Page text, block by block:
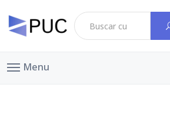
Menu